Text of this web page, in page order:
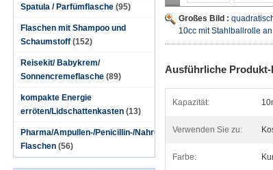
Spatula / Parfümflasche (95)
Flaschen mit Shampoo und
Schaumstoff (152)
Reisekit/ Babykrem/
Sonnencremeflasche (89)
kompakte Energie
erröten/Lidschattenkasten (13)
Pharma/Ampullen-/Penicillin-/Nahrungsmittel-/Pill-
Flaschen (56)
Großes Bild :
10cc mit Stahlballrolle an
Ausführliche
Kapazität:
Verwenden Sie zu:
Farbe: